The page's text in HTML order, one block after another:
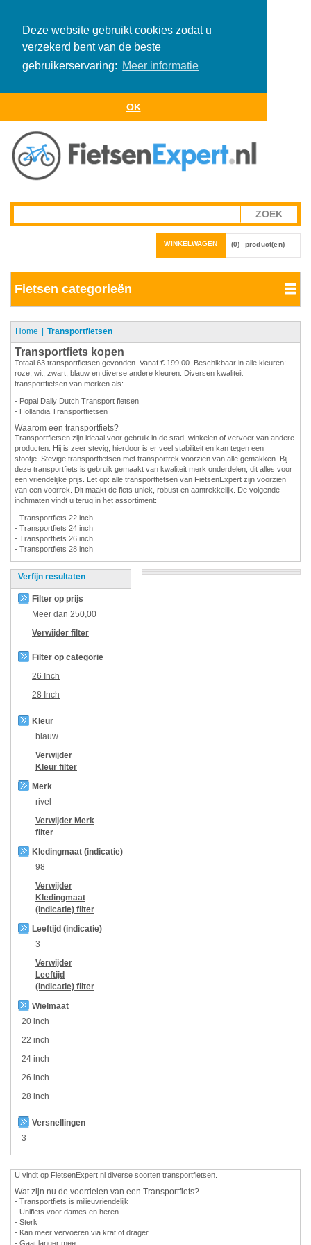
Deze website gebruikt cookies zodat u
verzekerd bent van de beste
gebruikerservaring: Meer informatie
OK
WINKELWAGEN (0) product(en)
Fietsen categorieën
Home Transportfietsen
Transportfiets kopen
Totaal 63 transportfietsen gevonden. Vanaf € 199,00. Beschikbaar in alle kleuren:
roze, wit, zwart, blauw en diverse andere kleuren. Diversen kwaliteit
transportfietsen van merken als:
- Popal Daily Dutch Transport fietsen
- Hollandia Transportfietsen
Waarom een transportfiets?
Transportfietsen zijn ideaal voor gebruik in de stad, winkelen of vervoer van andere
producten. Hij is zeer stevig, hierdoor is er veel stabiliteit en kan tegen een
stootje. Stevige transportfietsen met transportrek voorzien van alle gemakken. Bij
deze transportfiets is gebruik gemaakt van kwaliteit merk onderdelen, dit alles voor
een vriendelijke prijs. Let op: alle transportfietsen van FietsenExpert zijn voorzien
van een voorrek. Dit maakt de fiets uniek, robust en aantrekkelijk. De volgende
inchmaten vindt u terug in het assortiment:
- Transportfiets 22 inch
- Transportfiets 24 inch
- Transportfiets 26 inch
- Transportfiets 28 inch
Verfijn resultaten
Filter op prijs
Meer dan 250,00
Verwijder filter
Filter op categorie
26 Inch
28 Inch
Kleur
blauw
Verwijder
Kleur filter
Merk
rivel
Verwijder Merk
filter
Kledingmaat (indicatie)
98
Verwijder
Kledingmaat
(indicatie) filter
Leeftijd (indicatie)
3
Verwijder
Leeftijd
(indicatie) filter
Wielmaat
20 inch
22 inch
24 inch
26 inch
28 inch
Versnellingen
3
U vindt op FietsenExpert.nl diverse soorten transportfietsen.
Wat zijn nu de voordelen van een Transportfiets?
- Transportfiets is milieuvriendelijk
- Unifiets voor dames en heren
- Sterk
- Kan meer vervoeren via krat of drager
- Gaat langer mee